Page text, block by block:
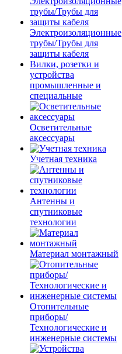
Электроизоляционные
трубы/Трубы для
защиты кабеля
Вилки, розетки и
устройства
промышленные и
специальные
Осветительные
аксессуары
Учетная техника
Антенны и
спутниковые
технологии
Материал монтажный
Отопительные
приборы/
Технологические и
инженерные системы